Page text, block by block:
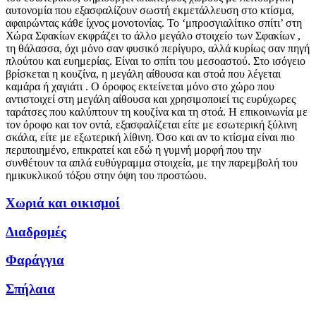
αυτονομία που εξασφαλίζουν σωστή εκμετάλλευση στο κτίσμα,
αφαιρώντας κάθε ίχνος μονοτονίας. Το ‘μπροσγιαλίτικο σπίτι’ στη
Χώρα Σφακίων εκφράζει το άλλο μεγάλο στοιχείο των Σφακίων ,
τη θάλασσα, όχι μόνο σαν φυσικό περίγυρο, αλλά κυρίως σαν πηγή
πλούτου και ευημερίας. Είναι το σπίτι του μεσοαστού. Στο ισόγειο
βρίσκεται η κουζίνα, η μεγάλη αίθουσα και στοά που λέγεται
καμάρα ή χαγιάτι . Ο όροφος εκτείνεται μόνο στο χώρο που
αντιστοιχεί στη μεγάλη αίθουσα και χρησιμοποιεί τις ευρύχωρες
ταράτσες που καλύπτουν τη κουζίνα και τη στοά. Η επικοινωνία με
τον όροφο και τον οντά, εξασφαλίζεται είτε με εσωτερική ξύλινη
σκάλα, είτε με εξωτερική λίθινη. Όσο και αν το κτίσμα είναι πιο
περιποιημένο, επικρατεί και εδώ η γυμνή μορφή που την
συνθέτουν τα απλά ευθύγραμμα στοιχεία, με την παρεμβολή του
ημικυκλικού τόξου στην όψη του προστώου.
Χωριά και οικισμοί
Διαδρομές
Φαράγγια
Σπήλαια